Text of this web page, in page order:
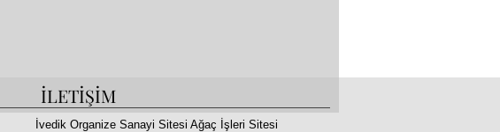
İLETİŞİM
İvedik Organize Sanayi Sitesi Ağaç İşleri Sitesi